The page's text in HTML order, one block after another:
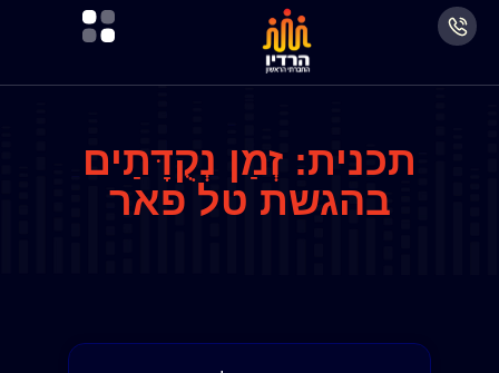
תכנית: זְמַן נְקֻדָּתַים
בהגשת טל פאר